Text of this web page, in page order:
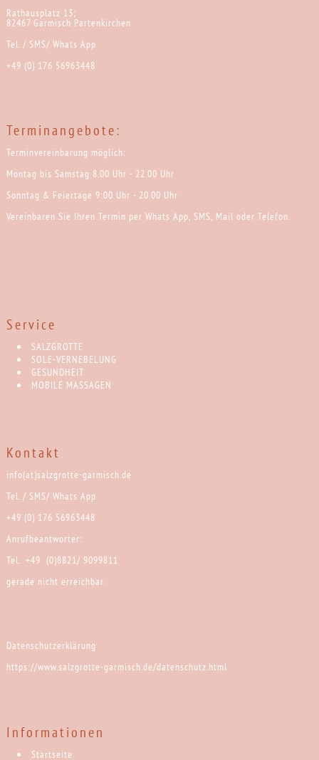
Rathausplatz 13;
82467 Garmisch Partenkirchen
Tel. / SMS/ Whats App
+49 (0) 176 56963448
Terminangebote:
Terminvereinbarung möglich:
Montag bis Samstag 8.00 Uhr - 22.00 Uhr
Sonntag & Feiertage 9:00 Uhr - 20.00 Uhr
Vereinbaren Sie Ihren Termin per Whats App, SMS, Mail oder Telefon.
Service
SALZGROTTE
SOLE-VERNEBELUNG
GESUNDHEIT
MOBILE MASSAGEN
Kontakt
info(at)salzgrotte-garmisch.de
Tel. / SMS/ Whats App
+49 (0) 176 56963448
Anrufbeantworter:
Tel. +49 (0)8821/ 9099811
gerade nicht erreichbar.
Datenschutzerklärung
https://www.salzgrotte-garmisch.de/datenschutz.html
Informationen
Startseite